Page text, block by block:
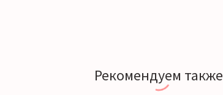
Рекомендуем также